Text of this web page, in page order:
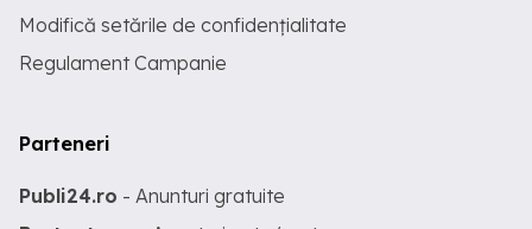
Modifică setările de confidențialitate
Regulament Campanie
Parteneri
Publi24.ro - Anunturi gratuite